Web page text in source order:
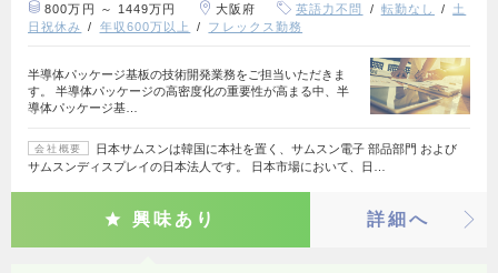
800万円 ～ 1449万円 大阪府 英語力不問 転勤なし
土
日祝休み
年収600万以上 フレックス勤務
半導体パッケージ基板の技術開発業務をご担当いただきま
す。 半導体パッケージの高密度化の重要性が高まる中、半
導体パッケージ基…
会社概要
日本サムスンは韓国に本社を置く、サムスン電子 部品部門 および
サムスンディスプレイの日本法人です。 日本市場において、日…
興味あり 詳細へ